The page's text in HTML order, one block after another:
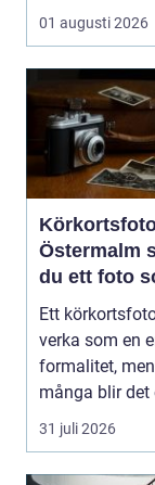
01 augusti 2026
Östermalm så får
du ett foto
alltid blir
Ett
verka som en
formalitet,
många blir det
oväntad källa
31 juli 2026